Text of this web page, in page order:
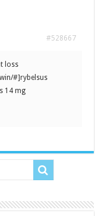
#528667
loss
#]rybelsus
14 mg